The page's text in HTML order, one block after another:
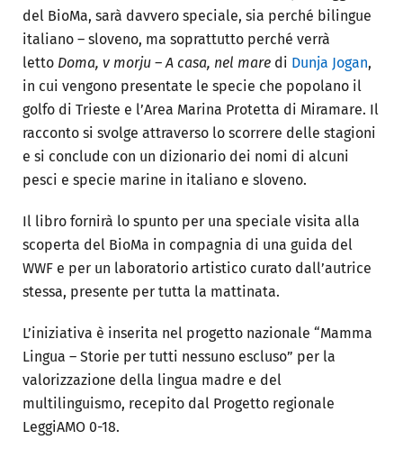
del BioMa, sarà davvero speciale, sia perché bilingue
italiano – sloveno, ma soprattutto perché verrà
letto Doma, v morju – A casa, nel mare di Dunja Jogan,
in cui vengono presentate le specie che popolano il
golfo di Trieste e l’Area Marina Protetta di Miramare. Il
racconto si svolge attraverso lo scorrere delle stagioni
e si conclude con un dizionario dei nomi di alcuni
pesci e specie marine in italiano e sloveno.
Il libro fornirà lo spunto per una speciale visita alla
scoperta del BioMa in compagnia di una guida del
WWF e per un laboratorio artistico curato dall’autrice
stessa, presente per tutta la mattinata.
L’iniziativa è inserita nel progetto nazionale “Mamma
Lingua – Storie per tutti nessuno escluso” per la
valorizzazione della lingua madre e del
multilinguismo, recepito dal Progetto regionale
LeggiAMO 0-18.